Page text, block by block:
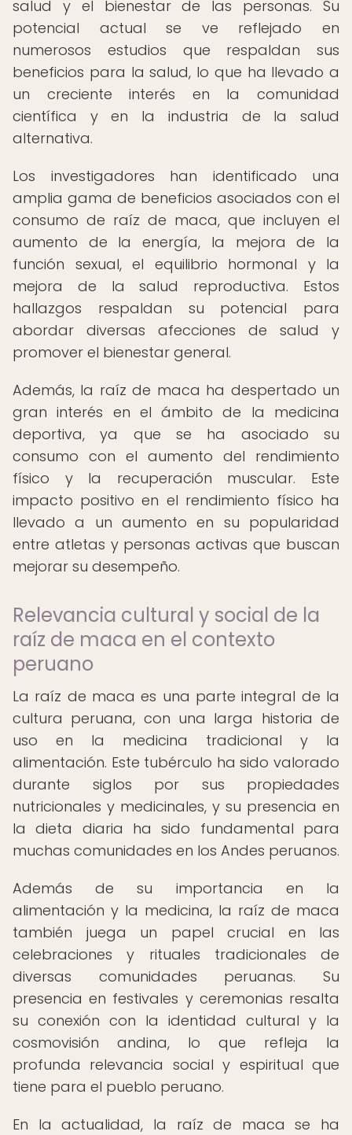
salud y el bienestar de las personas. Su
potencial actual se ve reflejado en
numerosos estudios que respaldan sus
beneficios para la salud, lo que ha llevado a
un creciente interés en la comunidad
científica y en la industria de la salud
alternativa.
Los investigadores han identificado una
amplia gama de beneficios asociados con el
consumo de raíz de maca, que incluyen el
aumento de la energía, la mejora de la
función sexual, el equilibrio hormonal y la
mejora de la salud reproductiva. Estos
hallazgos respaldan su potencial para
abordar diversas afecciones de salud y
promover el bienestar general.
Además, la raíz de maca ha despertado un
gran interés en el ámbito de la medicina
deportiva, ya que se ha asociado su
consumo con el aumento del rendimiento
físico y la recuperación muscular. Este
impacto positivo en el rendimiento físico ha
llevado a un aumento en su popularidad
entre atletas y personas activas que buscan
mejorar su desempeño.
Relevancia cultural y social de la
raíz de maca en el contexto
peruano
La raíz de maca es una parte integral de la
cultura peruana, con una larga historia de
uso en la medicina tradicional y la
alimentación. Este tubérculo ha sido valorado
durante siglos por sus propiedades
nutricionales y medicinales, y su presencia en
la dieta diaria ha sido fundamental para
muchas comunidades en los Andes peruanos.
Además de su importancia en la
alimentación y la medicina, la raíz de maca
también juega un papel crucial en las
celebraciones y rituales tradicionales de
diversas comunidades peruanas. Su
presencia en festivales y ceremonias resalta
su conexión con la identidad cultural y la
cosmovisión andina, lo que refleja la
profunda relevancia social y espiritual que
tiene para el pueblo peruano.
En la actualidad, la raíz de maca se ha